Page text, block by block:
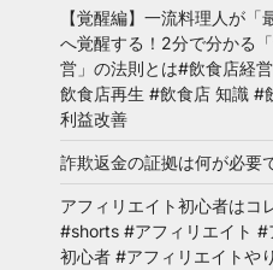
【覚醒編】一流料理人が「
へ覚醒する！2分で分かる
営」の法則とは#飲食店経
飲食店再生 #飲食店 知識 #
利益改善
詐欺返金の証拠は何が必要
アフィリエイト初心者はコ
#shorts #アフィリエイト #
初心者 #アフィリエイトや